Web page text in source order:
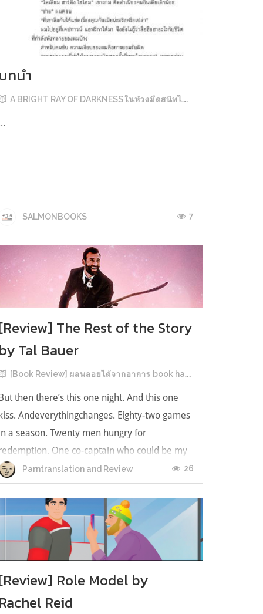
ทนำ
A BRIGHT RAY OF DARKNESS ในห้วงมืดสนิทไม่มิดแสง
SALMONBOOKS 7
The Rest of the Story
Tal Bauer
[Book Review] ผลพลอยได้จากอาการ book hangover หลังอ่านสารพัน MM Romance
then there’s this one night. And this one
Andeverythingchanges. Eighty-two games
a season. Twenty men hungry for
One co-captain who could be my
This is the rest of the story. หลังอ่าน
บบฟีลกู้ดติดๆ กันแล้ว เลยอยากได้ความแสบ
รวงในชีวิตบ้าง (หาเรื่อง!) เล่มนี้คู่หูเอ...
Parntranslation and Review 26
Role Model by
Reid